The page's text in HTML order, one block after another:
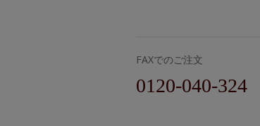
FAXでのご注文
0120-040-324